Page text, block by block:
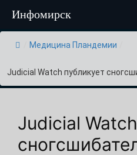
содержимому
Инфомирск
Медицина Пландемии
Judicial Watch публикует
Judicial